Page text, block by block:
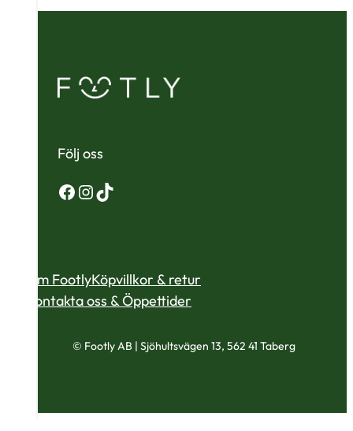
Följ oss
Facebook
Instagram
TikTok
Om FootlyKöpvillkor & retur
Kontakta oss & Öppettider
© Footly AB | Sjöhultsvägen 13, 562 41 Taberg